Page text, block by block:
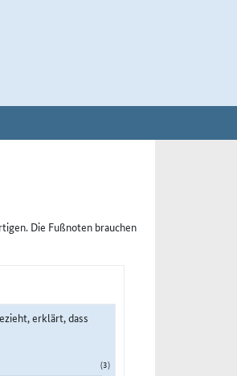
Die Fußnoten brauchen
erklärt, dass
(3)